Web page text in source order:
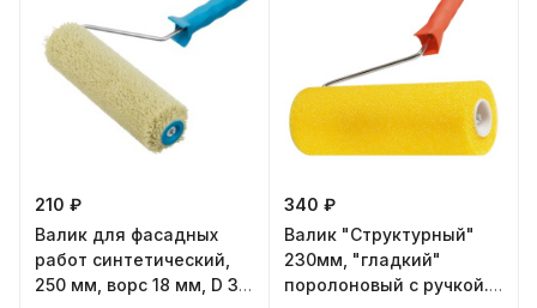
210 ₽
Валик для фасадных
работ синтетический,
250 мм, ворс 18 мм, D 36
340 ₽
Валик "Структурный"
230мм, "гладкий"
поролоновый с ручкой.